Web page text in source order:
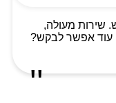
שירות מעולה,
עוד אפשר לבקש?